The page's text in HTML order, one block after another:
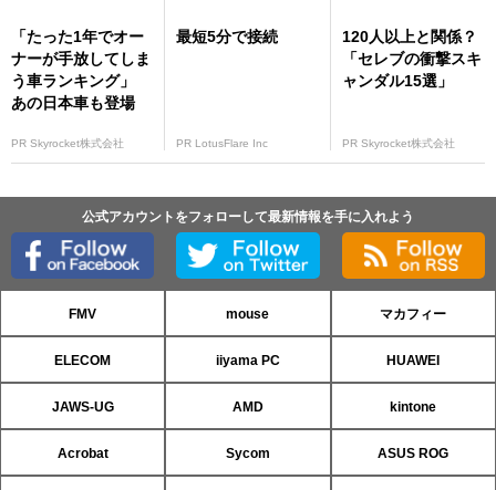
「たった1年でオー
ナーが手放してしま
う車ランキング」
あの日本車も登場
PR Skyrocket株式会社
最短5分で接続
PR LotusFlare Inc
120人以上と関係？
「セレブの衝撃スキ
ャンダル15選」
PR Skyrocket株式会社
公式アカウントをフォローして最新情報を手に入れよう
FMV mouse マカフィー
ELECOM iiyama PC HUAWEI
JAWS-UG AMD kintone
Acrobat Sycom ASUS ROG